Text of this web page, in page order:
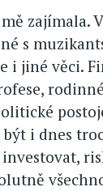
zajímala.
s
i jiné věci.
i dnes
investovat,